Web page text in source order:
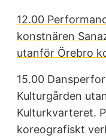
12.00
konstnären
utanför Örebro
15.00
Kulturgården
Kulturkvarteret.
koreografiskt